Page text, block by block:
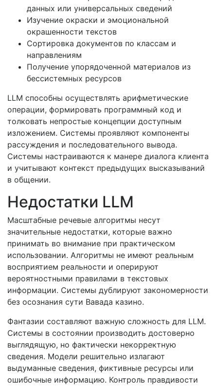
данных или универсальных сведений
Изучение окраски и эмоциональной
окрашенности текстов
Сортировка документов по классам и
направлениям
Получение упорядоченной материалов из
бессистемных ресурсов
LLM способны осуществлять арифметические
операции, формировать программный код и
толковать непростые концепции доступным
изложением. Системы проявляют компоненты
рассуждения и последовательного вывода.
Системы настраиваются к манере диалога клиента
и учитывают контекст предыдущих высказываний
в общении.
Недостатки LLM
Масштабные речевые алгоритмы несут
значительные недостатки, которые важно
принимать во внимание при практическом
использовании. Алгоритмы не имеют реальным
восприятием реальности и оперируют
вероятностными правилами в текстовых
информации. Системы дублируют закономерности
без осознания сути Вавада казино.
Фантазии составляют важную сложность для LLM.
Системы в состоянии производить достоверно
выглядящую, но фактически некорректную
сведения. Модели решительно излагают
выдуманные сведения, фиктивные ресурсы или
ошибочные информацию. Контроль правдивости